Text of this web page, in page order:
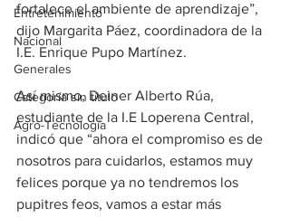
Entretenimiento
Nacional
Generales
Categoría sin título
Agro-Tecnología
fortalece el ambiente de aprendizaje”,
dijo Margarita Páez, coordinadora de la
I.E. Enrique Pupo Martínez.
Así mismo, Deiner Alberto Rúa,
estudiante de la I.E Loperena Central,
indicó que “ahora el compromiso es de
nosotros para cuidarlos, estamos muy
felices porque ya no tendremos los
pupitres feos, vamos a estar más